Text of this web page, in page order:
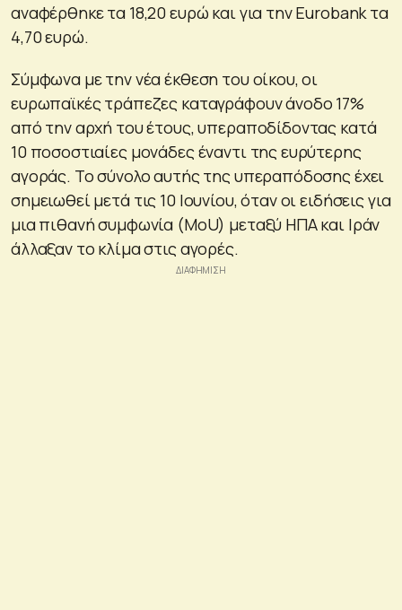
αναφέρθηκε τα 18,20 ευρώ και για την Eurobank τα
4,70 ευρώ.
Σύμφωνα με την νέα έκθεση του οίκου, οι
ευρωπαϊκές τράπεζες καταγράφουν άνοδο 17%
από την αρχή του έτους, υπεραποδίδοντας κατά
10 ποσοστιαίες μονάδες έναντι της ευρύτερης
αγοράς. Το σύνολο αυτής της υπεραπόδοσης έχει
σημειωθεί μετά τις 10 Ιουνίου, όταν οι ειδήσεις για
μια πιθανή συμφωνία (MoU) μεταξύ ΗΠΑ και Ιράν
άλλαξαν το κλίμα στις αγορές.